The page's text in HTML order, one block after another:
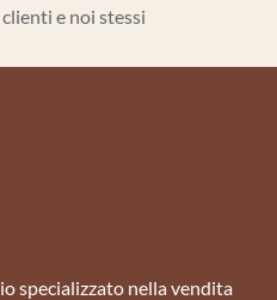
e noi stessi
specializzato nella vendita